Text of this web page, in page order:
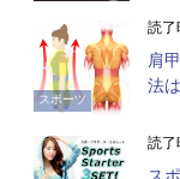
スポーツ
読了
肩
法
読了